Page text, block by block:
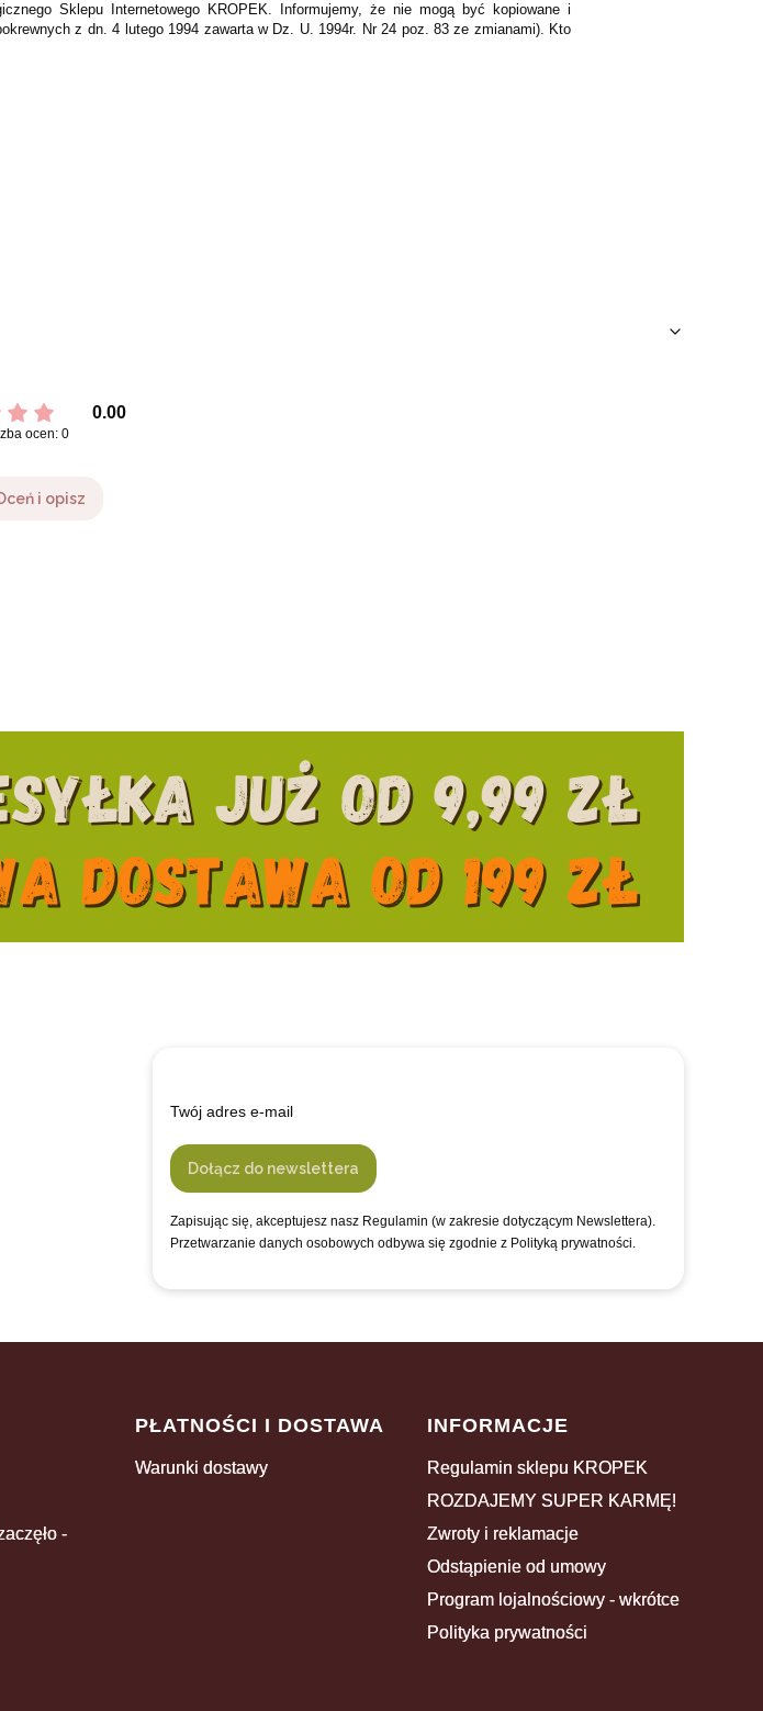
Sklepu Internetowego KROPEK. Informujemy, że nie mogą być kopiowane i
z dn. 4 lutego 1994 zawarta w Dz. U. 1994r. Nr 24 poz. 83 ze zmianami). Kto
0.00
ocen: 0
i opisz
Twój adres e-mail
Dołącz do newslettera
Zapisując się, akceptujesz nasz Regulamin (w zakresie dotyczącym Newslettera).
Przetwarzanie danych osobowych odbywa się zgodnie z Polityką prywatności.
-
PŁATNOŚCI I DOSTAWA
Warunki dostawy
INFORMACJE
Regulamin sklepu KROPEK
ROZDAJEMY SUPER KARMĘ!
Zwroty i reklamacje
Odstąpienie od umowy
Program lojalnościowy - wkrótce
Polityka prywatności